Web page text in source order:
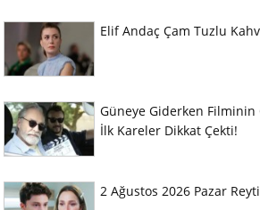
Elif Andaç Çam Tuzlu
Güneye Giderken
İlk Kareler Dikkat Çekti!
2 Ağustos 2026 Pazar